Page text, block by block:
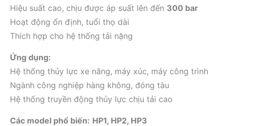
Hiệu suất cao, chịu được áp suất lên đến 300 bar
Hoạt động ổn định, tuổi thọ dài
Thích hợp cho hệ thống tải nặng
Ứng dụng:
Hệ thống thủy lực xe nâng, máy xúc, máy công trình
Ngành công nghiệp hàng không, đóng tàu
Hệ thống truyền động thủy lực chịu tải cao
Các model phổ biến: HP1, HP2, HP3